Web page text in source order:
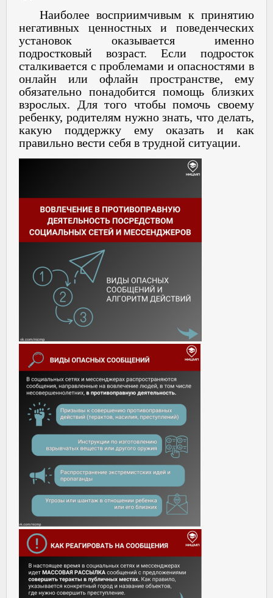
Наиболее восприимчивым к принятию
негативных ценностных и поведенческих
установок оказывается именно
подростковый возраст. Если подросток
сталкивается с проблемами и опасностями в
онлайн или офлайн пространстве, ему
обязательно понадобится помощь близких
взрослых. Для того чтобы помочь своему
ребенку, родителям нужно знать, что делать,
какую поддержку ему оказать и как
правильно вести себя в трудной ситуации.